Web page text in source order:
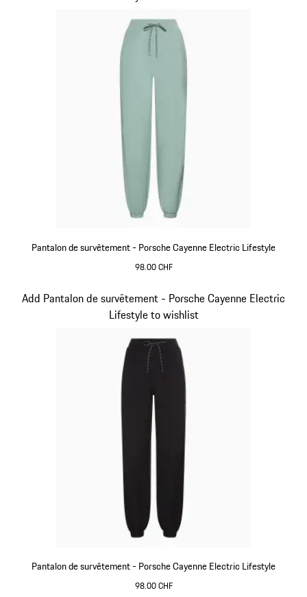
Pantalon de survêtement - Porsche Cayenne Electric Lifestyle
98.00 CHF
Pantalon de survêtement - Porsche Cayenne Electric Lifestyle
98.00 CHF
Add Pantalon de survêtement - Porsche Cayenne Electric
Lifestyle to wishlist
Diapositive 9 sur 15